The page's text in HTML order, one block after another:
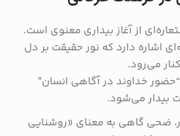
از آغاز بیداری معنوی است.
اشاره دارد که نور حقیقت بر دل
می‌رود.
خداوند در آگاهی انسان”
بیدار می‌شود.
ضحی گاهی به معنای «روشنایی